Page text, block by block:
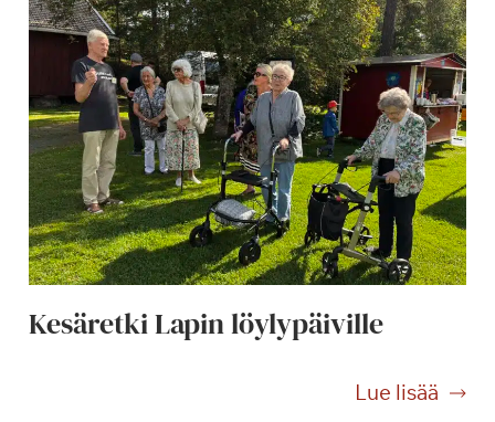
Kesäretki Lapin löylypäiville
Lue lisää
K